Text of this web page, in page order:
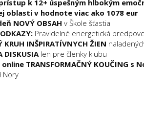
k 12+ úspešným hlbokým
oblasti v hodnote viac ako 1078 eur
NOVÝ OBSAH v Škole šťastia
Pravidelné energetická
KRUH INŠPIRATÍVNYCH ŽIEN
DISKUSIAlen pre členky klubu
TRANSFORMAČNÝ KOUČING s
Nory
PRÍSTUP